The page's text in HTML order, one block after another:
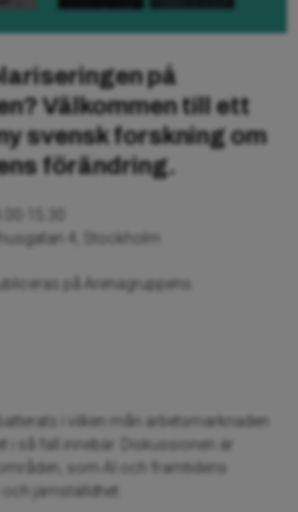
på
? Välkommen till ett
svensk forskning om
förändring.
15.30
4, Stockholm
på Arenagruppens
i vilken mån arbetsmarknaden
i så fall innebär. Diskussionen är
som AI och framtidens
jämställdhet.